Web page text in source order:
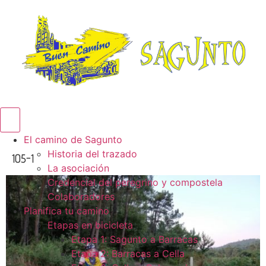
El camino de Sagunto
Historia del trazado
La asociación
Credencial del peregrino y compostela
Colaboradores
Planifica tu camino
Etapas en bicicleta
Etapa 1: Sagunto a Barracas
Etapa 2: Barracas a Cella
105-1